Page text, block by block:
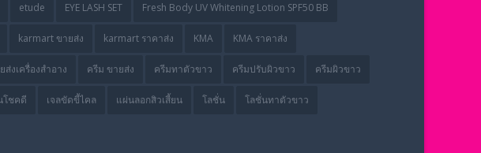
etude EYE LASH SET Fresh Body UV Whitening Lotion SPF50 BB
karmart ขายส่ง karmart ราคาส่ง KMA KMA ราคาส่ง
ส่งเครื่องสำอาง ครีม ขายส่ง ครีมทาตัวขาว ครีมปรับผิวขาว ครีมผิวขาว
โชคดี เจลขัดขี้ไคล แผ่นลอกสิวเสี้ยน โลชั่น โลชั่นทาตัวขาว